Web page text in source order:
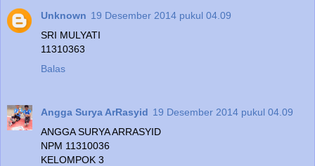
Unknown 19 Desember 2014 pukul 04.09
SRI MULYATI
11310363
Balas
Angga Surya ArRasyid 19 Desember 2014 pukul 04.09
ANGGA SURYA ARRASYID
NPM 11310036
KELOMPOK 3